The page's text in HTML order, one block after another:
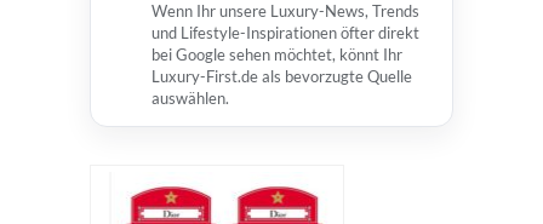
Wenn Ihr unsere Luxury-News, Trends
und Lifestyle-Inspirationen öfter direkt
bei Google sehen möchtet, könnt Ihr
Luxury-First.de als bevorzugte Quelle
auswählen.